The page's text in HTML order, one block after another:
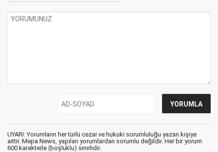
UYARI: Yorumların her türlü cezai ve hukuki sorumluluğu yazan kişiye
aittir. Mepa News, yapılan yorumlardan sorumlu değildir. Her bir yorum
600 karakterle (boşluklu) sınırlıdır.